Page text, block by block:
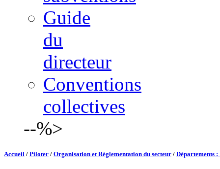
Guide
du
directeur
Conventions
collectives
--%>
Accueil / Piloter / Organisation et Réglementation du secteur / Départements